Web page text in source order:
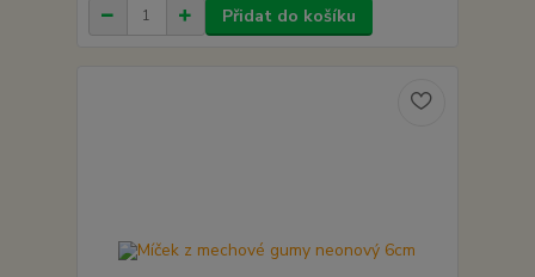
Přidat do košíku